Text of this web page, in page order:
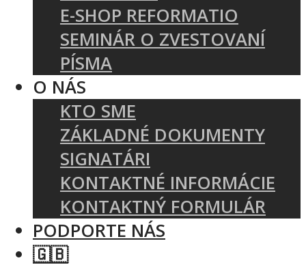
E-SHOP REFORMATIO
SEMINÁR O ZVESTOVANÍ
PÍSMA
O NÁS
KTO SME
ZÁKLADNÉ DOKUMENTY
SIGNATÁRI
KONTAKTNÉ INFORMÁCIE
KONTAKTNÝ FORMULÁR
PODPORTE NÁS
🇬🇧